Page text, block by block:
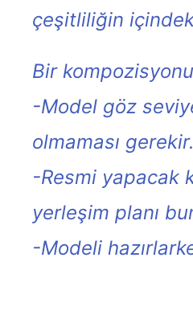
çeşitliliğin
Bir
-Model göz
olmaması gerekir.
-Resmi yapacak
yerleşim planı
-Modeli